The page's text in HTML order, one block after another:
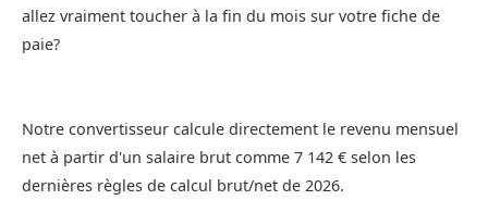
allez vraiment toucher à la fin du mois sur votre fiche de
paie?
Notre convertisseur calcule directement le revenu mensuel
net à partir d'un salaire brut comme 7 142 € selon les
dernières règles de calcul brut/net de 2026.